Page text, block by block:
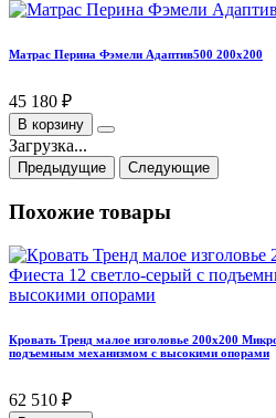
Матрас Перина Фэмели Адаптив500 200х200
45 180 ₽
В корзину
Загрузка...
Предыдущие Следующие
Похожие товары
Кровать Тренд малое изголовье 200х200
подъемным механизмом с высокими опорами
62 510 ₽